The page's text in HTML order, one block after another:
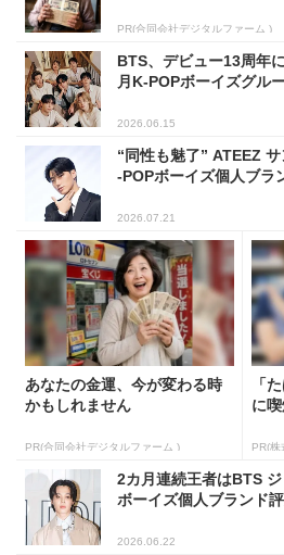
PR(合同会社デジタルファーム )
BTS、デビュー13周年
月K-POPボーイズグル
2026.06.15
“同性も魅了” ATEEZ
-POPボーイズ個人ブラ
2026.07.21
あなたの金運、今が変わる時
かもしれません
PR(合同会社デジタルファーム )
「
に
PR(株
2カ月連続王者はBTS
ボーイズ個人ブランド
2026.06.22